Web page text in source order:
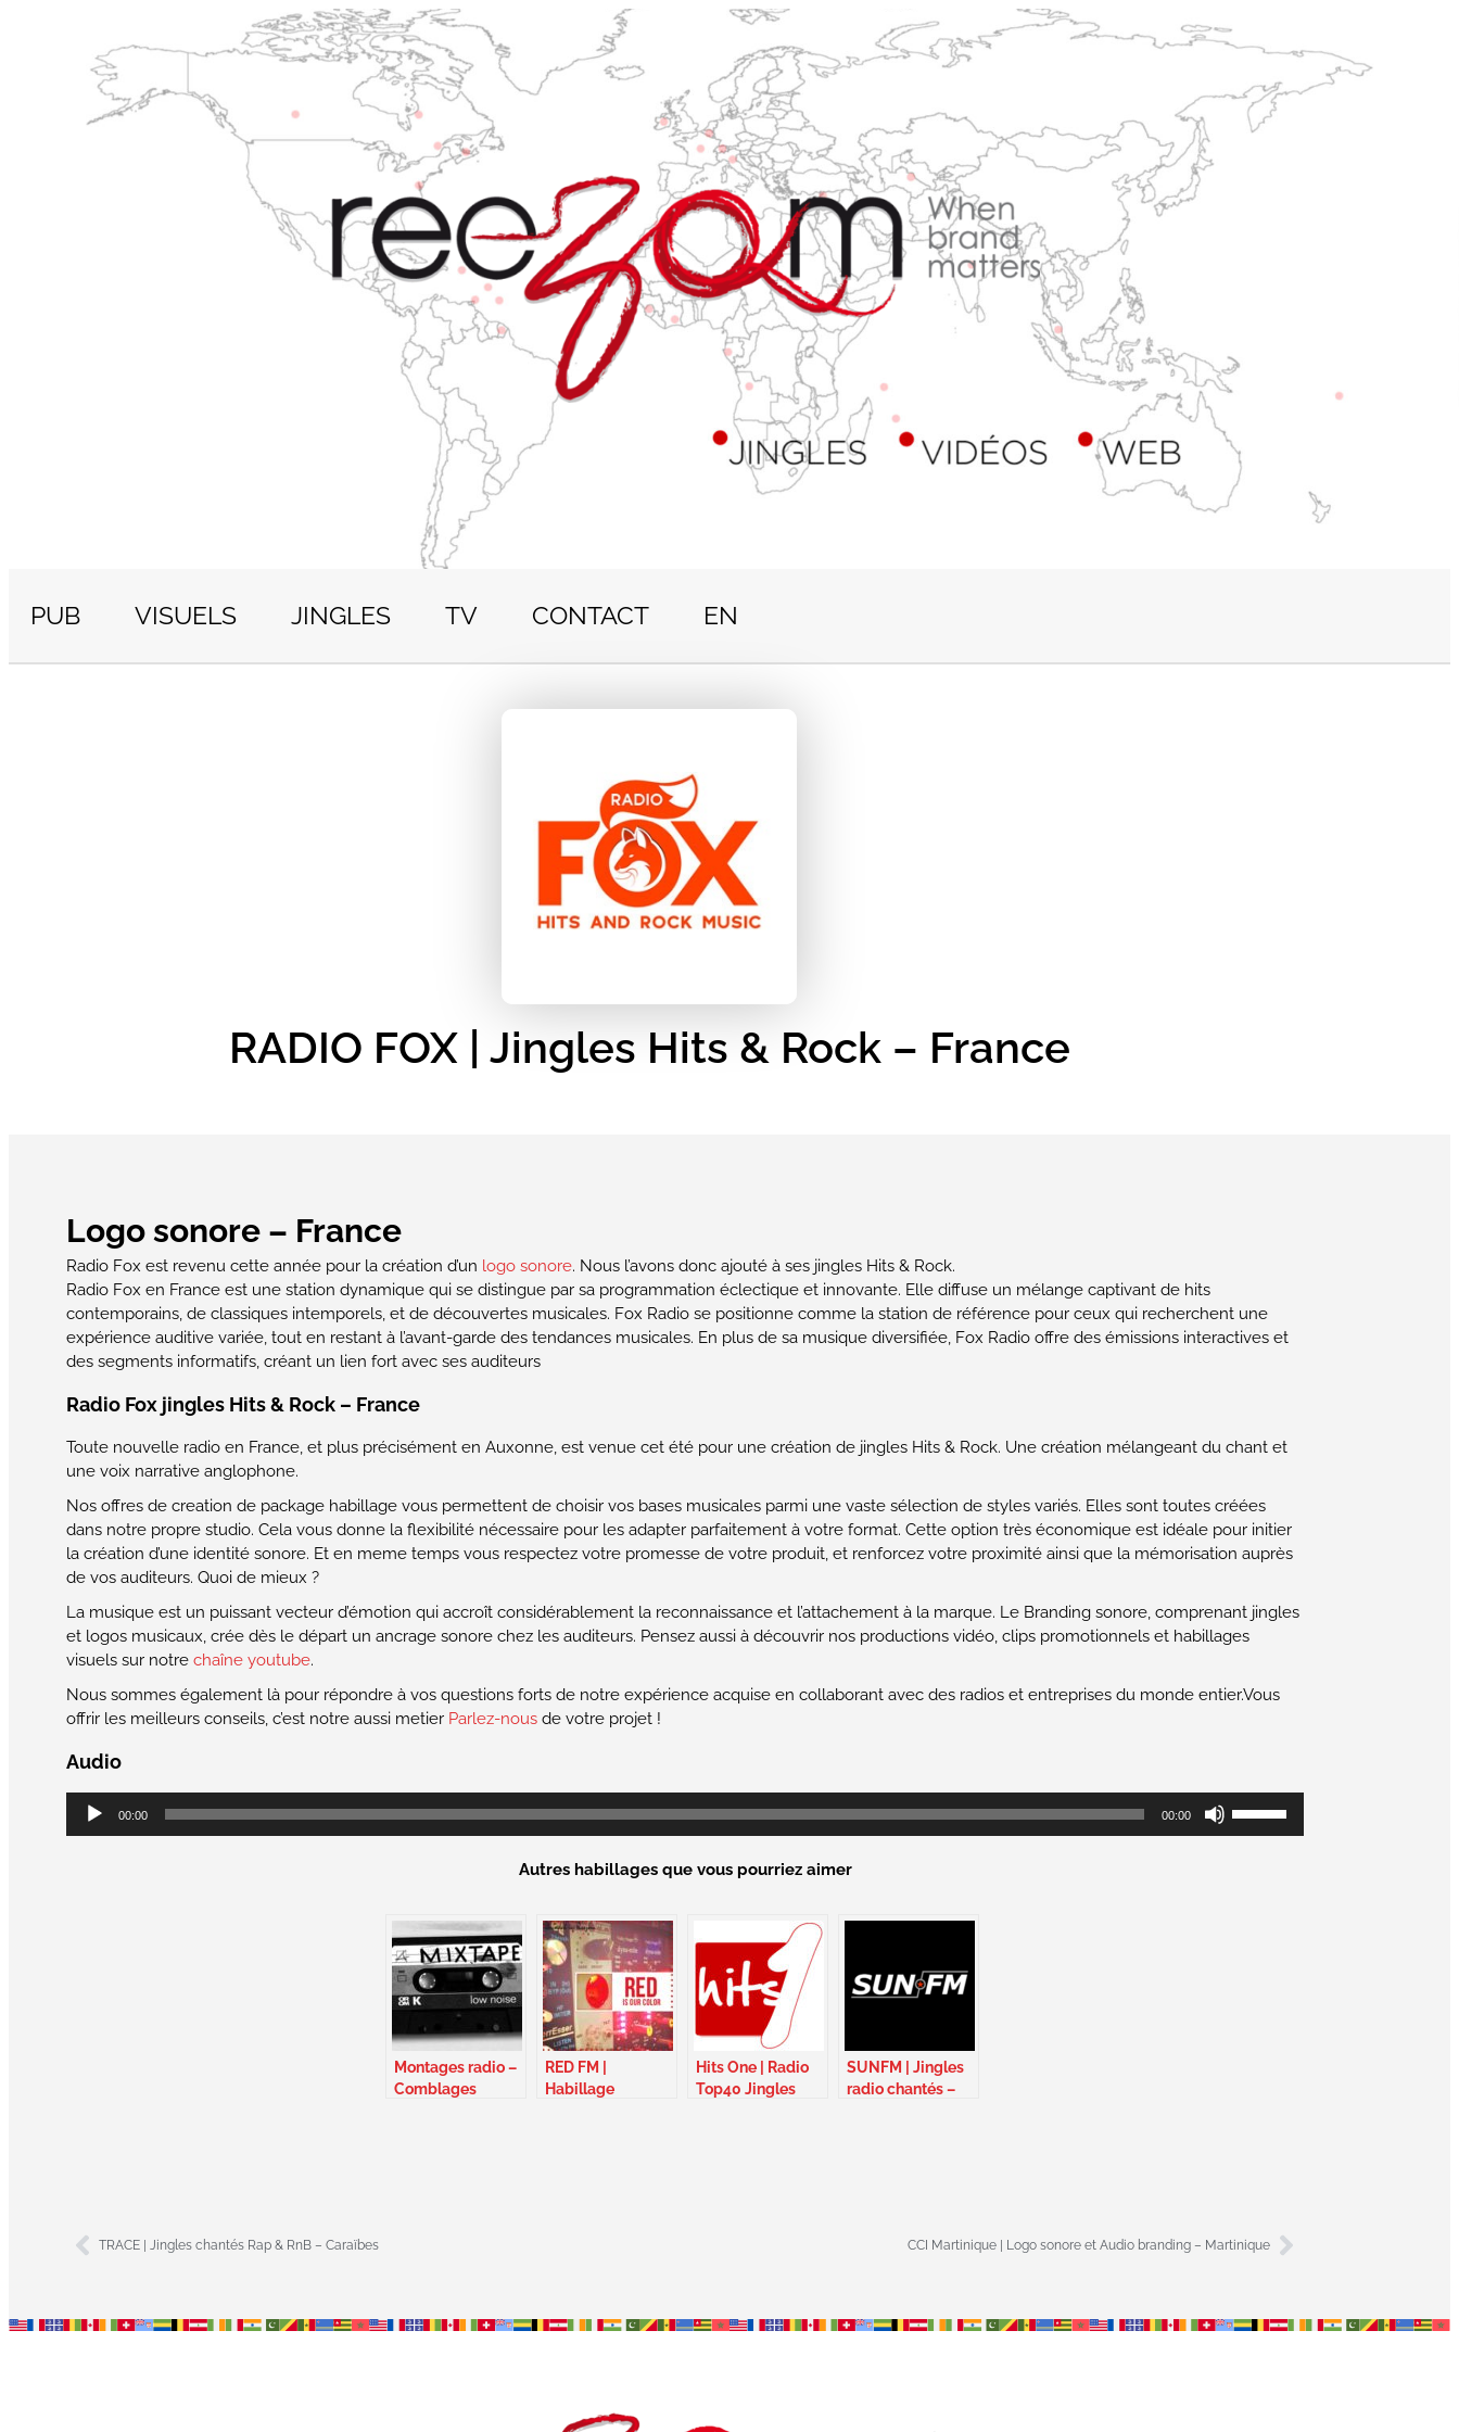
PUB VISUELS JINGLES TV CONTACT EN
RADIO FOX | Jingles Hits & Rock – France
Logo sonore – France
Radio Fox est revenu cette année pour la création d’un logo sonore. Nous l’avons donc ajouté à ses jingles Hits & Rock.
Radio Fox en France est une station dynamique qui se distingue par sa programmation éclectique et innovante. Elle diffuse un mélange captivant de hits
contemporains, de classiques intemporels, et de découvertes musicales. Fox Radio se positionne comme la station de référence pour ceux qui recherchent une
expérience auditive variée, tout en restant à l’avant-garde des tendances musicales. En plus de sa musique diversifiée, Fox Radio offre des émissions interactives et
des segments informatifs, créant un lien fort avec ses auditeurs
Radio Fox jingles Hits & Rock – France
Toute nouvelle radio en France, et plus précisément en Auxonne, est venue cet été pour une création de jingles Hits & Rock. Une création mélangeant du chant et
une voix narrative anglophone.
Nos offres de creation de package habillage vous permettent de choisir vos bases musicales parmi une vaste sélection de styles variés. Elles sont toutes créées
dans notre propre studio. Cela vous donne la flexibilité nécessaire pour les adapter parfaitement à votre format. Cette option très économique est idéale pour initier
la création d’une identité sonore. Et en meme temps vous respectez votre promesse de votre produit, et renforcez votre proximité ainsi que la mémorisation auprès
de vos auditeurs. Quoi de mieux ?
La musique est un puissant vecteur d’émotion qui accroît considérablement la reconnaissance et l’attachement à la marque. Le Branding sonore, comprenant jingles
et logos musicaux, crée dès le départ un ancrage sonore chez les auditeurs. Pensez aussi à découvrir nos productions vidéo, clips promotionnels et habillages
visuels sur notrechaîne youtube.
Nous sommes également là pour répondre à vos questions forts de notre expérience acquise en collaborant avec des radios et entreprises du monde entier.Vous
offrir les meilleurs conseils, c’est notre aussi metier Parlez-nous de votre projet !
Audio
Lecteur
audio
00:00 00:00
Autres habillages que vous pourriez aimer
Montages radio –
Comblages
RED FM |
Habillage
Hits One | Radio
Top40 Jingles
SUNFM | Jingles
radio chantés –
TRACE | Jingles chantés Rap & RnB – Caraïbes CCI Martinique | Logo sonore et Audio branding – Martinique